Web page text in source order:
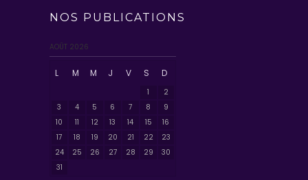
NOS PUBLICATIONS
AOÛT 2026
L M M J V S D
1
2
3
4 5 6 7 8
9
10
11 12 13 14 15
16
17
18 19 20 21 22
23
24
25 26 27 28 29
30
31